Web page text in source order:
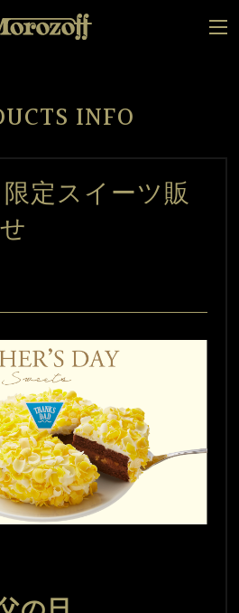
INFO
定スイーツ販